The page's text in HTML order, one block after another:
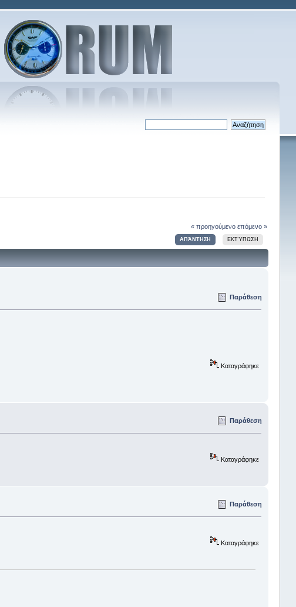
« προηγούμενο επόμενο »
ΑΠΆΝΤΗΣΗ ΕΚΤΎΠΩΣΗ
Παράθεση
Καταγράφηκε
Παράθεση
Καταγράφηκε
Παράθεση
Καταγράφηκε